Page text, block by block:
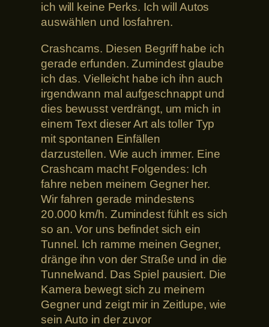
ich will keine Perks. Ich will Autos
auswählen und losfahren.
Crashcams. Diesen Begriff habe ich
gerade erfunden. Zumindest glaube
ich das. Vielleicht habe ich ihn auch
irgendwann mal aufgeschnappt und
dies bewusst verdrängt, um mich in
einem Text dieser Art als toller Typ
mit spontanen Einfällen
darzustellen. Wie auch immer. Eine
Crashcam macht Folgendes: Ich
fahre neben meinem Gegner her.
Wir fahren gerade mindestens
20.000 km/h. Zumindest fühlt es sich
so an. Vor uns befindet sich ein
Tunnel. Ich ramme meinen Gegner,
dränge ihn von der Straße und in die
Tunnelwand. Das Spiel pausiert. Die
Kamera bewegt sich zu meinem
Gegner und zeigt mir in Zeitlupe, wie
sein Auto in der zuvor